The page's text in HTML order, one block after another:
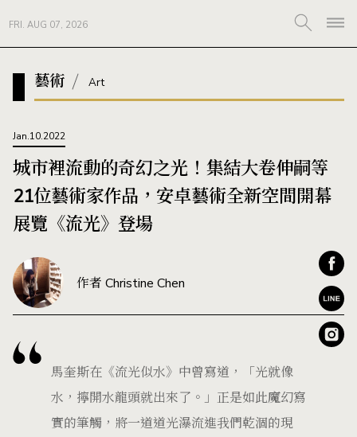
FRI. AUG 07, 2026
藝術 Art
Jan.10.2022
城市裡流動的奇幻之光！集結大卷伸嗣等
21位藝術家作品，安卓藝術全新空間開幕
展覽《流光》登場
作者 Christine Chen
馬奎斯在《流光似水》中曾寫道，「光就像
水，擰開水龍頭就出來了。」正是如此魔幻寫
實的筆觸，將一道道光瀑流進我們乾涸的現